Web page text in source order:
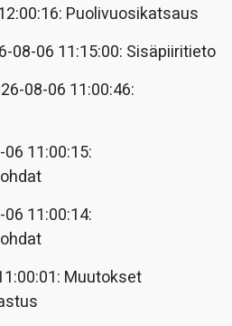
Puolivuosikatsaus
08-06 11:15:00: Sisäpiiritieto
08-06 11:00:46:
11:00:15:
11:00:14:
Muutokset